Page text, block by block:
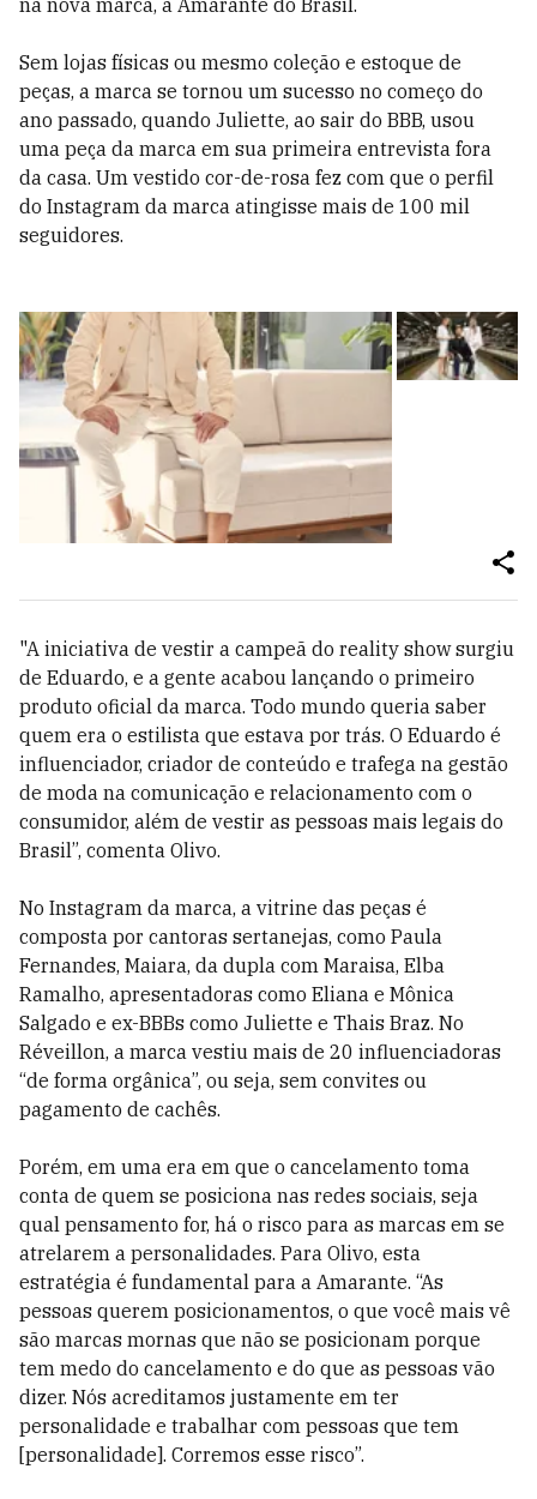
na nova marca, a Amarante do Brasil.
Sem lojas físicas ou mesmo coleção e estoque de
peças, a marca se tornou um sucesso no começo do
ano passado, quando Juliette, ao sair do BBB, usou
uma peça da marca em sua primeira entrevista fora
da casa. Um vestido cor-de-rosa fez com que o perfil
do Instagram da marca atingisse mais de 100 mil
seguidores.
"A iniciativa de vestir a campeã do reality show surgiu
de Eduardo, e a gente acabou lançando o primeiro
produto oficial da marca. Todo mundo queria saber
quem era o estilista que estava por trás. O Eduardo é
influenciador, criador de conteúdo e trafega na gestão
de moda na comunicação e relacionamento com o
consumidor, além de vestir as pessoas mais legais do
Brasil”, comenta Olivo.
No Instagram da marca, a vitrine das peças é
composta por cantoras sertanejas, como Paula
Fernandes, Maiara, da dupla com Maraisa, Elba
Ramalho, apresentadoras como Eliana e Mônica
Salgado e ex-BBBs como Juliette e Thais Braz. No
Réveillon, a marca vestiu mais de 20 influenciadoras
“de forma orgânica”, ou seja, sem convites ou
pagamento de cachês.
Porém, em uma era em que o cancelamento toma
conta de quem se posiciona nas redes sociais, seja
qual pensamento for, há o risco para as marcas em se
atrelarem a personalidades. Para Olivo, esta
estratégia é fundamental para a Amarante. “As
pessoas querem posicionamentos, o que você mais vê
são marcas mornas que não se posicionam porque
tem medo do cancelamento e do que as pessoas vão
dizer. Nós acreditamos justamente em ter
personalidade e trabalhar com pessoas que tem
[personalidade]. Corremos esse risco”.